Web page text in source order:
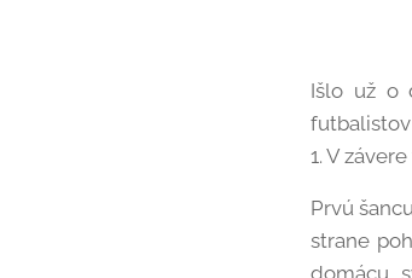
Išlo už o
futbalistov
1. V
Prvú
strane